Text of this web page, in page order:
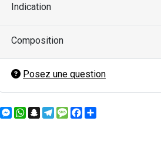
Indication
Composition
Posez une question
Messenger
WhatsApp
Snapchat
Telegram
MessageFacebook